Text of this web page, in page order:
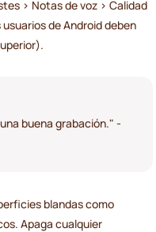
> Notas de voz > Calidad
de Android deben
buena grabación." -
blandas como
Apaga cualquier